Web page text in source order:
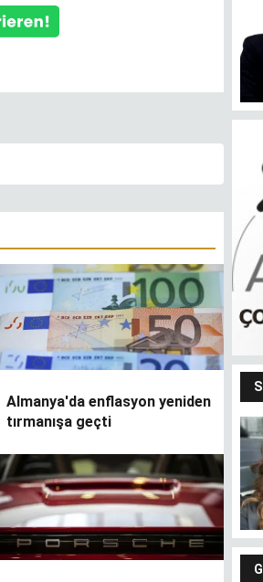
Almanya'da enflasyon yeniden
tırmanışa geçti
efsaneleşen
Türk Toplumu